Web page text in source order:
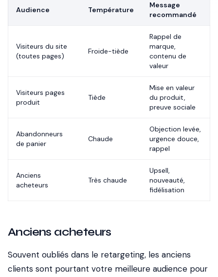
Audience Température
Message
recommandé
Visiteurs du site
(toutes pages)
Froide-tiède
Rappel de
marque,
contenu de
valeur
Visiteurs pages
produit
Tiède
Mise en valeur
du produit,
preuve sociale
Abandonneurs
de panier
Chaude
Objection levée,
urgence douce,
rappel
Anciens
acheteurs
Très chaude
Upsell,
nouveauté,
fidélisation
Anciens acheteurs
Souvent oubliés dans le retargeting, les anciens
clients sont pourtant votre meilleure audience pour